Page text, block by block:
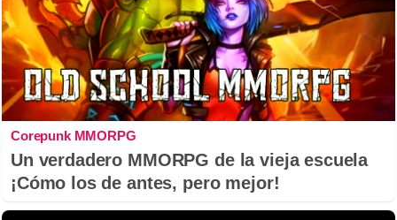
Corepunk MMORPG
Un verdadero MMORPG de la vieja escuela
¡Cómo los de antes, pero mejor!